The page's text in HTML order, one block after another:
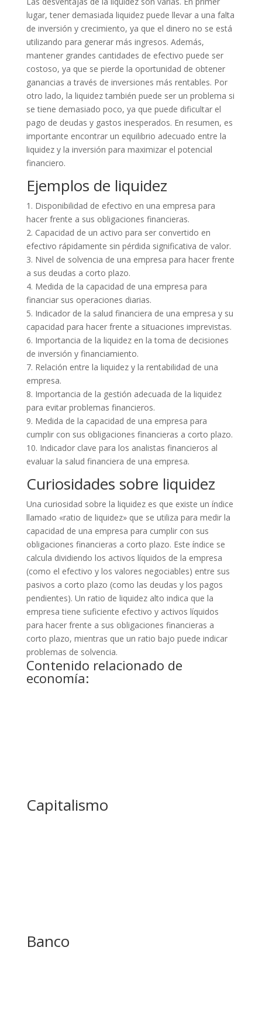
lugar, tener demasiada liquidez puede llevar a una falta
de inversión y crecimiento, ya que el dinero no se está
utilizando para generar más ingresos. Además,
mantener grandes cantidades de efectivo puede ser
costoso, ya que se pierde la oportunidad de obtener
ganancias a través de inversiones más rentables. Por
otro lado, la liquidez también puede ser un problema si
se tiene demasiado poco, ya que puede dificultar el
pago de deudas y gastos inesperados. En resumen, es
importante encontrar un equilibrio adecuado entre la
liquidez y la inversión para maximizar el potencial
financiero.
Ejemplos de liquidez
1. Disponibilidad de efectivo en una empresa para
hacer frente a sus obligaciones financieras.
2. Capacidad de un activo para ser convertido en
efectivo rápidamente sin pérdida significativa de valor.
3. Nivel de solvencia de una empresa para hacer frente
a sus deudas a corto plazo.
4. Medida de la capacidad de una empresa para
financiar sus operaciones diarias.
5. Indicador de la salud financiera de una empresa y su
capacidad para hacer frente a situaciones imprevistas.
6. Importancia de la liquidez en la toma de decisiones
de inversión y financiamiento.
7. Relación entre la liquidez y la rentabilidad de una
empresa.
8. Importancia de la gestión adecuada de la liquidez
para evitar problemas financieros.
9. Medida de la capacidad de una empresa para
cumplir con sus obligaciones financieras a corto plazo.
10. Indicador clave para los analistas financieros al
evaluar la salud financiera de una empresa.
Curiosidades sobre liquidez
Una curiosidad sobre la liquidez es que existe un índice
llamado «ratio de liquidez» que se utiliza para medir la
capacidad de una empresa para cumplir con sus
obligaciones financieras a corto plazo. Este índice se
calcula dividiendo los activos líquidos de la empresa
(como el efectivo y los valores negociables) entre sus
pasivos a corto plazo (como las deudas y los pagos
pendientes). Un ratio de liquidez alto indica que la
empresa tiene suficiente efectivo y activos líquidos
para hacer frente a sus obligaciones financieras a
corto plazo, mientras que un ratio bajo puede indicar
problemas de solvencia.
Contenido relacionado de
economía:
Capitalismo
Banco